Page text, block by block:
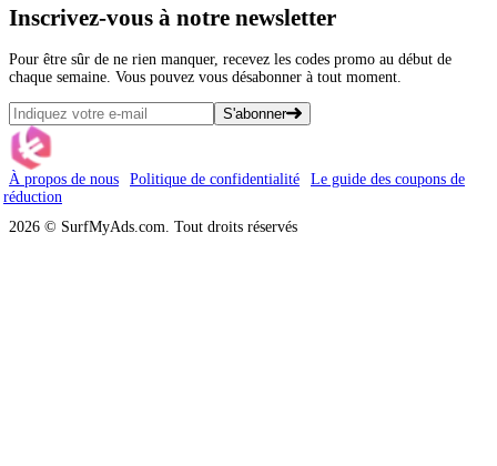
Inscrivez-vous à notre newsletter
Pour être sûr de ne rien manquer, recevez les codes promo au début de
chaque semaine. Vous pouvez vous désabonner à tout moment.
S'abonner
À propos de nous Politique de confidentialité
Le guide des coupons de
réduction
2026 © SurfMyAds.com. Tout droits réservés